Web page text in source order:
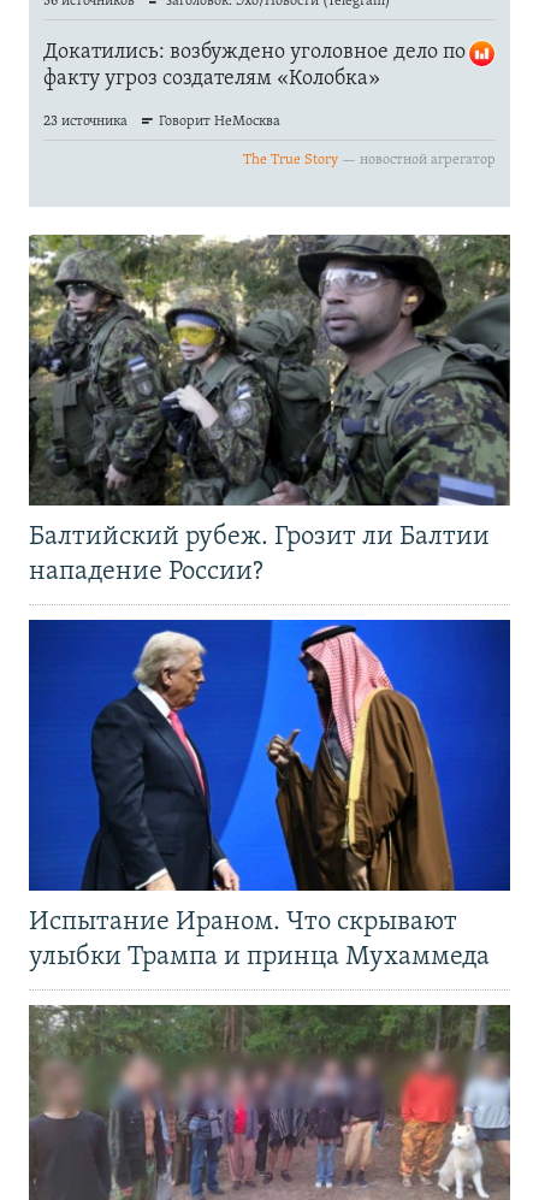
Балтийский рубеж. Грозит ли Балтии
нападение России?
Испытание Ираном. Что скрывают
улыбки Трампа и принца Мухаммеда